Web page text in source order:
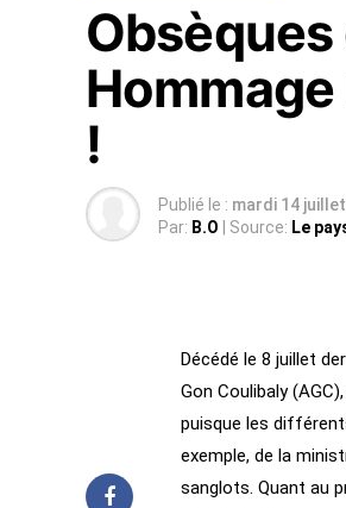
!
Publié le : mardi 14
Par: B.O | Source: Le
Décédé le 8 juillet
Gon Coulibaly
puisque les
exemple, de la
sanglots. Quant au